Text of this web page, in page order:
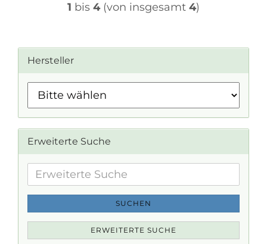
1 bis 4(von insgesamt 4)
Hersteller
Erweiterte Suche
Erweiterte
Suche
SUCHEN
ERWEITERTE SUCHE